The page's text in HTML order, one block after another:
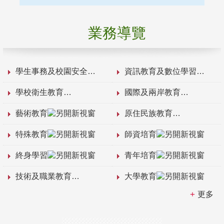
業務導覽
學生事務及校園安全 資訊教育及數位學習
學校衛生教育 國際及兩岸教育
藝術教育 原住民族教育
特殊教育 師資培育
終身學習 青年培育
技術及職業教育 大學教育
更多